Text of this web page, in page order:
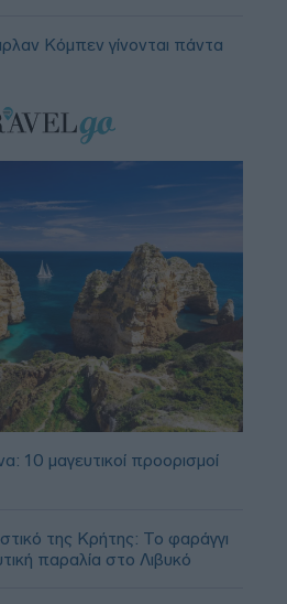
Κόμπεν γίνονται πάντα
10 μαγευτικοί προορισμοί
της Κρήτης: Το φαράγγι
παραλία στο Λιβυκό